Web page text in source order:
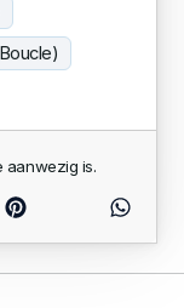
aanwezig is.